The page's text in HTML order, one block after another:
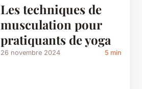
Les techniques de
musculation pour
pratiquants de yoga
26 novembre 2024 5 min